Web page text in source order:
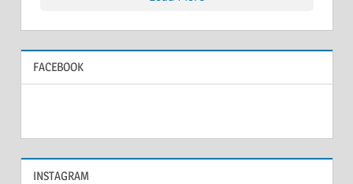
FACEBOOK
INSTAGRAM